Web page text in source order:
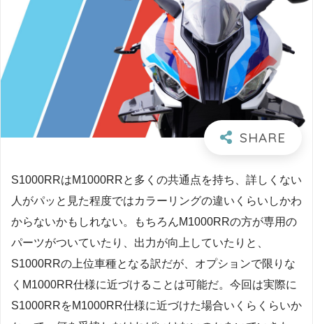
S1000RRはM1000RRと多くの共通点を持ち、詳しくない
人がパッと見た程度ではカラーリングの違いくらいしかわ
からないかもしれない。もちろんM1000RRの方が専用の
パーツがついていたり、出力が向上していたりと、
S1000RRの上位車種となる訳だが、オプションで限りな
くM1000RR仕様に近づけることは可能だ。今回は実際に
S1000RRをM1000RR仕様に近づけた場合いくらくらいか